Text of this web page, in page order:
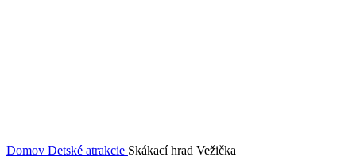
Domov Detské atrakcie Skákací hrad Vežička